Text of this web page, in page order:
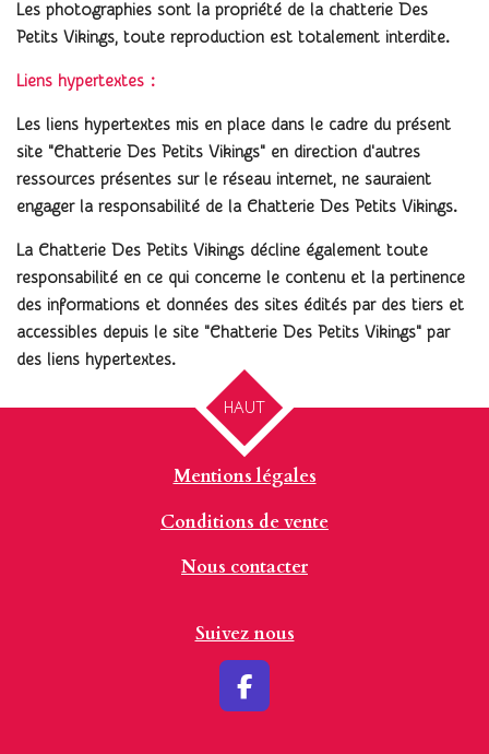
Les photographies sont la propriété de la chatterie Des
Petits Vikings, toute reproduction est totalement interdite.
Liens hypertextes :
Les liens hypertextes mis en place dans le cadre du présent
site "Chatterie Des Petits Vikings" en direction d'autres
ressources présentes sur le réseau internet, ne sauraient
engager la responsabilité de la Chatterie Des Petits Vikings.
La Chatterie Des Petits Vikings décline également toute
responsabilité en ce qui concerne le contenu et la pertinence
des informations et données des sites édités par des tiers et
accessibles depuis le site "Chatterie Des Petits Vikings" par
des liens hypertextes.
HAUT
Mentions légales
Conditions de vente
Nous contacter
Suivez nous
F